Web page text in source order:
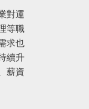
對運
等職
求也
續升
薪資